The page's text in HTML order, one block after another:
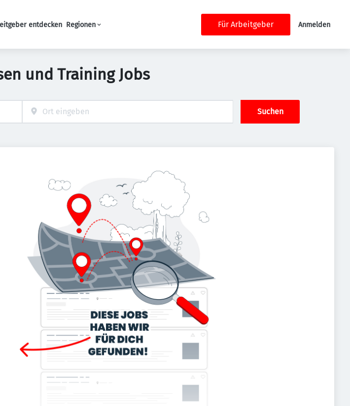
Navigation
entdecken Regionen Für Arbeitgeber Anmelden
und Training Jobs
Suchen